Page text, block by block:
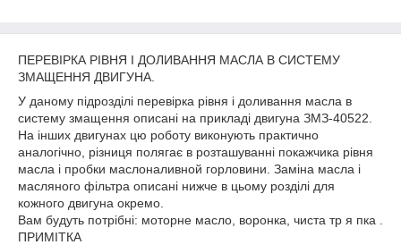
ПЕРЕВІРКА РІВНЯ І ДОЛИВАННЯ МАСЛА В СИСТЕМУ
ЗМАЩЕННЯ ДВИГУНА.
У даному підрозділі перевірка рівня і доливання масла в
систему змащення описані на прикладі двигуна ЗМЗ-40522.
На інших двигунах цю роботу виконують практично
аналогічно, різниця полягає в розташуванні покажчика рівня
масла і пробки маслоналивной горловини. Заміна масла і
масляного фільтра описані нижче в цьому розділі для
кожного двигуна окремо.
Вам будуть потрібні: моторне масло, воронка, чиста тр я пка .
ПРИМІТКА